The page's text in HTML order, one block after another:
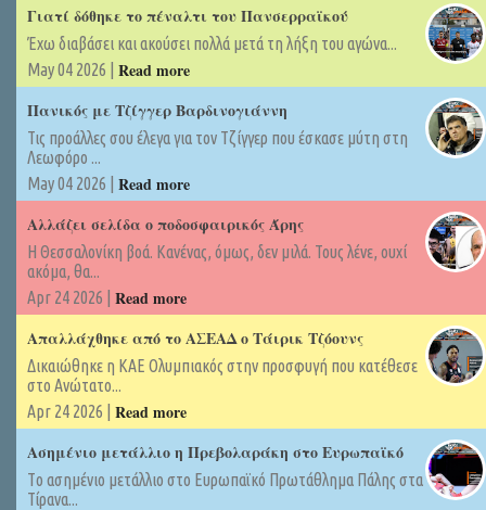
Γιατί δόθηκε το πέναλτι του Πανσερραϊκού
Έχω διαβάσει και ακούσει πολλά μετά τη λήξη του αγώνα...
May 04 2026 | Read more
Πανικός με Τζίγγερ Βαρδινογιάννη
Τις προάλλες σου έλεγα για τον Τζίγγερ που έσκασε μύτη στη
Λεωφόρο ...
May 04 2026 | Read more
Αλλάζει σελίδα ο ποδοσφαιρικός Άρης
Η Θεσσαλονίκη βοά. Κανένας, όμως, δεν μιλά. Τους λένε, ουχί
ακόμα, θα...
Apr 24 2026 | Read more
Απαλλάχθηκε από το ΑΣΕΑΔ ο Τάιρικ Τζόουνς
Δικαιώθηκε η ΚΑΕ Ολυμπιακός στην προσφυγή που κατέθεσε
στο Ανώτατο...
Apr 24 2026 | Read more
Ασημένιο μετάλλιο η Πρεβολαράκη στο Ευρωπαϊκό
Tο ασημένιο μετάλλιο στο Ευρωπαϊκό Πρωτάθλημα Πάλης στα
Τίρανα...